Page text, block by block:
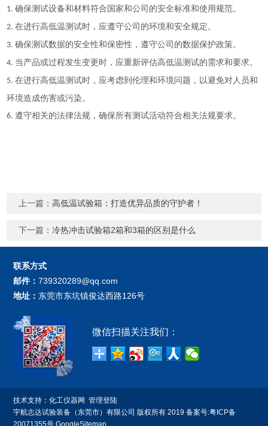
1.确保测试设备和材料符合国家和公司的安全标准和使用规范。
2.在进行高低温测试时，应遵守公司的环境和安全规定。
3.确保测试数据的安全性和保密性，遵守公司的数据保护政策。
4. 当产品或过程发生变更时，应重新评估高低温测试的需求和要求。
5.在进行高低温测试时，应考虑到伦理和环境问题，以避免对人员和
环境造成伤害或污染。
6.遵守相关的法律法规，确保所有测试活动符合相关法规要求。
上一篇：高低温试验箱：打造优异品质的守护者！
下一篇：冷热冲击试验箱2箱和3箱的区别是什么
联系方式
邮件：739320289@qq.com
地址： 东莞市东坑镇俊达西路126号
微信扫描关注我们：
技术支持：化工仪器网
管理登陆
宇航志达试验装备（东莞市）有限公司 版权所有 2019 备案号:粤ICP备
20071355号 GoogleSitemap